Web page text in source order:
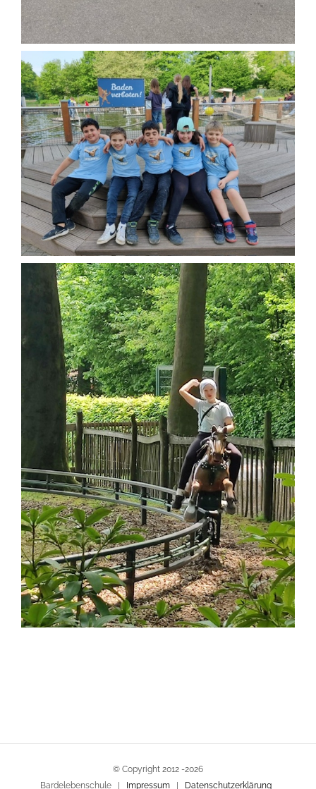
© Copyright 2012 -2026
Bardelebenschule | Impressum | Datenschutzerklärung